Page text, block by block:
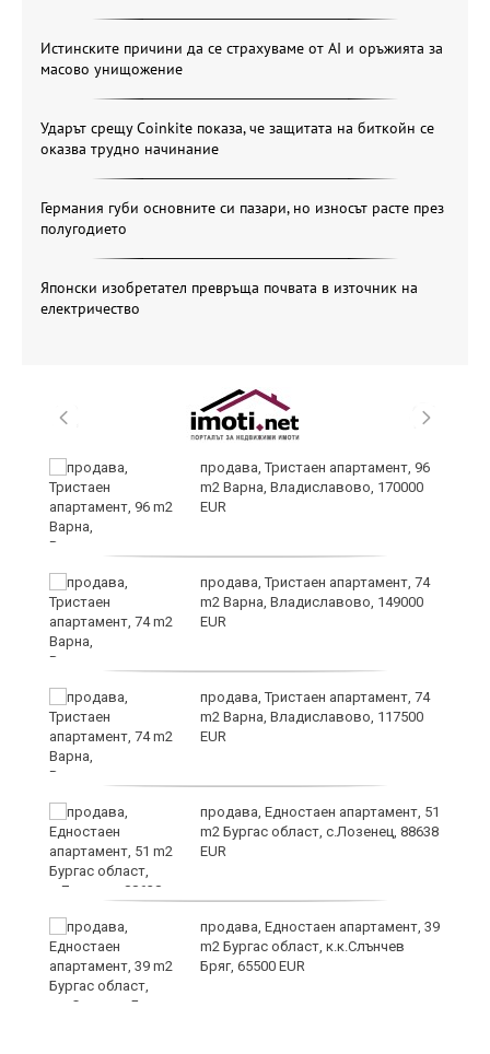
Истинските причини да се страхуваме от AI и оръжията за
масово унищожение
Ударът срещу Coinkite показа, че защитата на биткойн се
оказва трудно начинание
Германия губи основните си пазари, но износът расте през
полугодието
Японски изобретател превръща почвата в източник на
електричество
продава, Тристаен апартамент, 96
m2 Варна, Владиславово, 170000
EUR
продава, Тристаен апартамент, 74
m2 Варна, Владиславово, 149000
EUR
продава, Тристаен апартамент, 74
m2 Варна, Владиславово, 117500
EUR
продава, Едностаен апартамент, 51
m2 Бургас област, с.Лозенец, 88638
EUR
продава, Едностаен апартамент, 39
m2 Бургас област, к.к.Слънчев
Бряг, 65500 EUR